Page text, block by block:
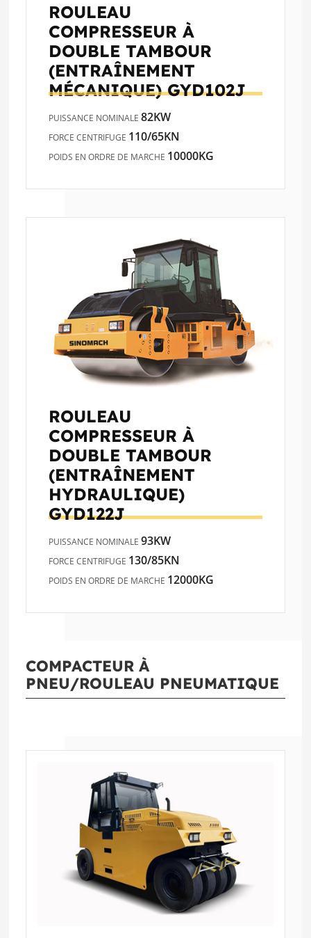
ROULEAU
COMPRESSEUR À
DOUBLE TAMBOUR
(ENTRAÎNEMENT
MÉCANIQUE)GYD102J
PUISSANCE NOMINALE82KW
FORCE CENTRIFUGE 110/65KN
POIDS EN ORDRE DE MARCHE 10000KG
ROULEAU
COMPRESSEUR À
DOUBLE TAMBOUR
(ENTRAÎNEMENT
HYDRAULIQUE)
GYD122J
PUISSANCE NOMINALE93KW
FORCE CENTRIFUGE 130/85KN
POIDS EN ORDRE DE MARCHE 12000KG
COMPACTEUR À
PNEU/ROULEAU PNEUMATIQUE